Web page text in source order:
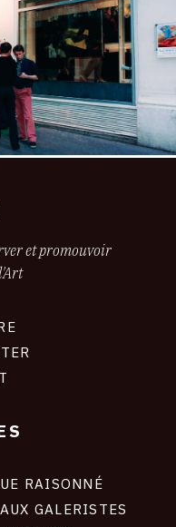
et promouvoir
RAISONNÉ
GALERISTES